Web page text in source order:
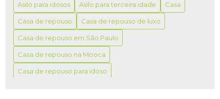
ASILO PARA IDOSO: COMO ESCOLHER A MELHOR
OPÇÃO PARA SEUS ENTES QUERIDOS
ASILO PARA IDOSO: CUIDADOS E CONFORTO
ASILO PARA IDOSO: O MELHOR CUIDADO
ASILO PARA IDOSO: O QUE VOCÊ PRECISA SABER
Asilo para idosos Asilo para terceira idade Casa
Casa de repouso Casa de repouso de luxo
Casa de repouso em São Paulo
Casa de repouso na Mooca
Casa de repouso para idoso